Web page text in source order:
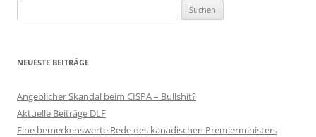
nach:
NEUESTE BEITRÄGE
Angeblicher Skandal beim CISPA – Bullshit?
Aktuelle Beiträge DLF
Eine bemerkenswerte Rede des kanadischen Premierministers